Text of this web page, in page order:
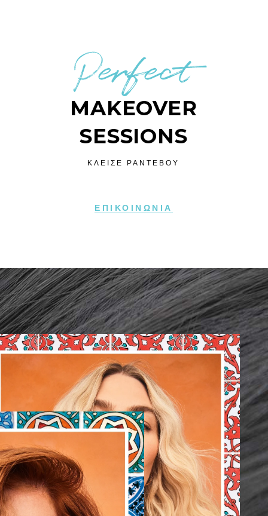
Perfect
MAKEOVER
SESSIONS
ΚΛΕΙΣΕ ΡΑΝΤΕΒΟΥ
ΕΠΙΚΟΙΝΩΝΙΑ